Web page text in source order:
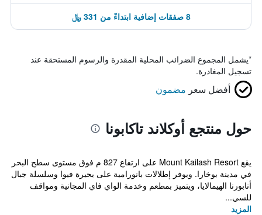
8 صفقات إضافية ابتداءً من 331 ﷼
*يشمل المجموع الضرائب المحلية المقدرة والرسوم المستحقة عند
تسجيل المغادرة.
أفضل سعر مضمون
حول منتجع أوكلاند تاكابونا
يقع Mount Kailash Resort على ارتفاع 827 م فوق مستوى سطح البحر
في مدينة بوخارا. ويوفر إطلالات بانورامية على بحيرة فيوا وسلسلة جبال
أنابورنا الهيمالايا، ويتميز بمطعم وخدمة الواي فاي المجانية ومواقف
للسي...
المزيد